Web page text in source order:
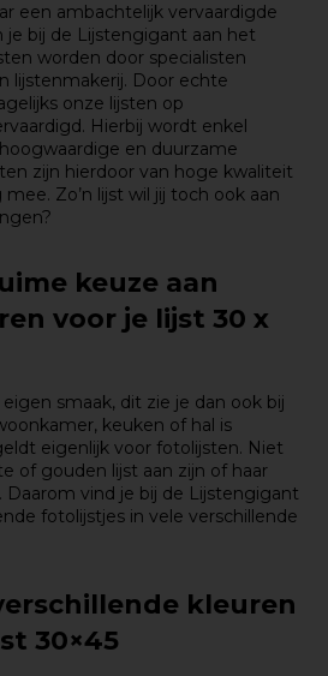
een ambachtelijk vervaardigde
je bij de Lijstengigant aan het
worden door specialisten
lijstenmakerij. Door echte
onze lijsten op
Hierbij wordt enkel
en duurzame
zijn hierdoor van hoge kwaliteit
Zo’n lijst wil jij toch ook aan
keuze aan
voor je lijst 30 x
smaak, dit zie je dan ook bij
keuken of hal is
eigenlijk voor fotolijsten. Niet
of gouden lijst aan zijn of haar
vind je bij de Lijstengigant
fotolijstjes in vele verschillende
kleuren
30×45